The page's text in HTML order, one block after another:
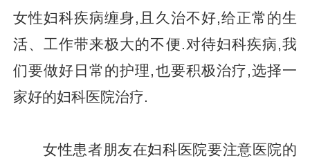
女性妇科疾病缠身,且久治不好,给正常的生
活、工作带来极大的不便.对待妇科疾病,我
们要做好日常的护理,也要积极治疗,选择一
家好的妇科医院治疗.
女性患者朋友在妇科医院要注意医院的